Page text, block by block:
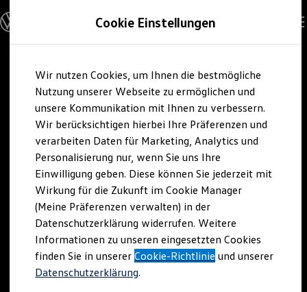
Hauptinhalt
springen
Footer
springen
Modelle und Konfigurator
Konfigurator
Modelle vergleichen
Elektroautos
ENERGY Sondermodelle
Nutzfahrzeuge
SUV und CUV
Familienautos
Kombis
Kompaktwagen
Sportwagen
Schnell verfügbare Fahrzeuge
Angebote und Produkte
Aktuelle Angebote
E-Auto-Förderung
Volkswagen Marktplatz
Die ENERGY Sondermodelle
Junge Gebrauchtwagen und Gebrauchtwagen
Volkswagen Zertifizierte Gebrauchtwagen
Elektromobilität bei Gebrauchtwagen
Cookie Einstellungen
Wir nutzen Cookies, um Ihnen die bestmögliche
Nutzung unserer Webseite zu ermöglichen und
unsere Kommunikation mit Ihnen zu verbessern.
Wir berücksichtigen hierbei Ihre Präferenzen und
verarbeiten Daten für Marketing, Analytics und
Personalisierung nur, wenn Sie uns Ihre
Einwilligung geben. Diese können Sie jederzeit mit
Wirkung für die Zukunft im Cookie Manager
(Meine Präferenzen verwalten) in der
Datenschutzerklärung widerrufen. Weitere
Informationen zu unseren eingesetzten Cookies
finden Sie in unsererCookie-Richtlinie und unserer
Datenschutzerklärung.